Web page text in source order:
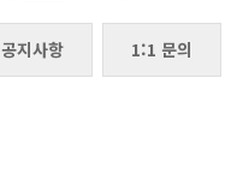
공지사항 1:1 문의